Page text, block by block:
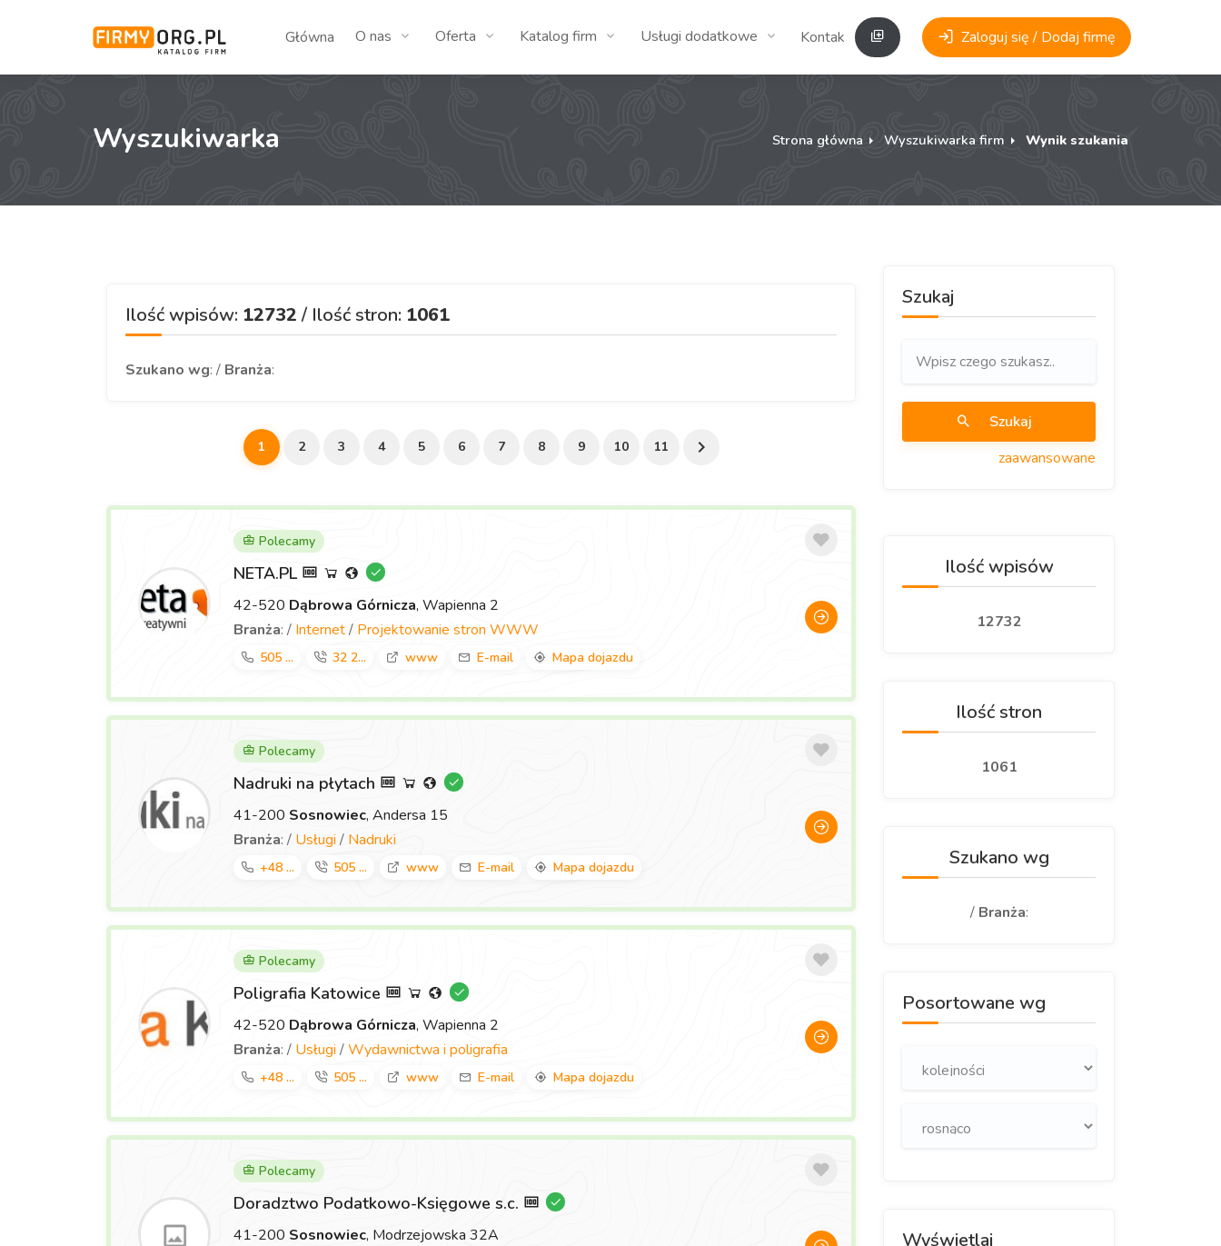
Główna O nas Oferta Katalog firm Usługi dodatkowe Kontakt Zaloguj się / Dodaj firmę
Wyszukiwarka Strona główna Wyszukiwarka firm Wynik szukania
Ilość wpisów: 12732 / Ilość stron: 1061
Szukano wg: / Branża:
1 2 3 4 5 6 7 8 9 10 11
Polecamy
NETA.PL
42-520 Dąbrowa Górnicza, Wapienna 2
Branża: / Internet/ Projektowanie stron WWW
505 ... 32 2... www E-mail Mapa dojazdu
Polecamy
Nadruki na płytach
41-200 Sosnowiec, Andersa 15
Branża: / Usługi / Nadruki
+48 ... 505 ... www E-mail Mapa dojazdu
Polecamy
Poligrafia Katowice
42-520 Dąbrowa Górnicza, Wapienna 2
Branża: / Usługi /Wydawnictwa i poligrafia
+48 ... 505 ... www E-mail Mapa dojazdu
Polecamy
Doradztwo Podatkowo-Księgowe s.c.
41-200 Sosnowiec, Modrzejowska 32A
Szukaj
Szukaj
zaawansowane
Ilość wpisów
12732
Ilość stron
1061
Szukano wg
/ Branża:
Posortowane wg
Wyświetlaj